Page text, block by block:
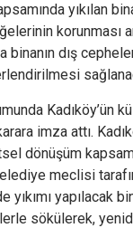
yıkılan
binanın dış
Kadıköy’ün
imza attı.
dönüşüm
meclisi
yıkımı yapılacak
sökülerek,